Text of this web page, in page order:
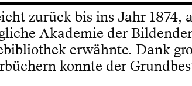
zurück bis ins Jahr 1874,
Akademie der
erwähnte. Dank
konnte der